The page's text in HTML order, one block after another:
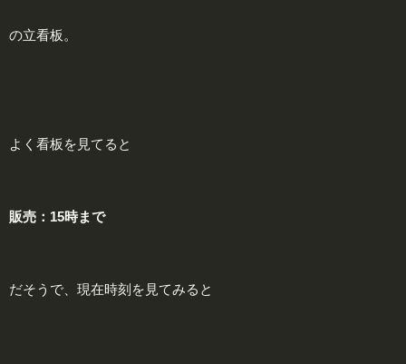
の立看板。
よく看板を見てると
販売：15時まで
だそうで、現在時刻を見てみると